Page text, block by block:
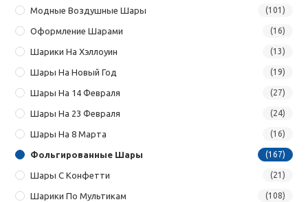
Модные Воздушные Шары (101)
Оформление Шарами (16)
Шарики На Хэллоуин (13)
Шары На Новый Год (19)
Шары На 14 Февраля (27)
Шары На 23 Февраля (24)
Шары На 8 Марта (16)
Фольгированные Шары (167)
Шары С Конфетти (21)
Шарики По Мультикам (108)